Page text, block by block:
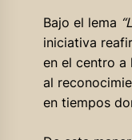
Bajo el lema
iniciativa
en el centro a
al
en tiempos